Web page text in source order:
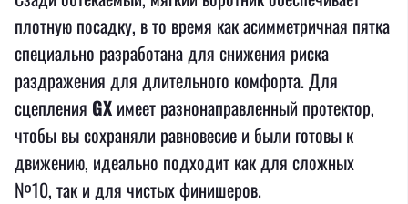
плотную посадку, в то время как асимметричная пятка
специально разработана для снижения риска
раздражения для длительного комфорта. Для
сцепления GX имеет разнонаправленный протектор,
чтобы вы сохраняли равновесие и были готовы к
движению, идеально подходит как для сложных
№10, так и для чистых финишеров.